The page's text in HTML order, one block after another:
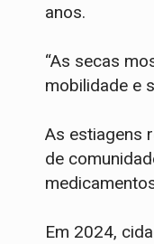
anos.
“As secas
mobilidade e
As estiagens
de
Em 2024,